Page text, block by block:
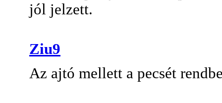
jól jelzett.
Ziu9
Az ajtó mellett a pecsét